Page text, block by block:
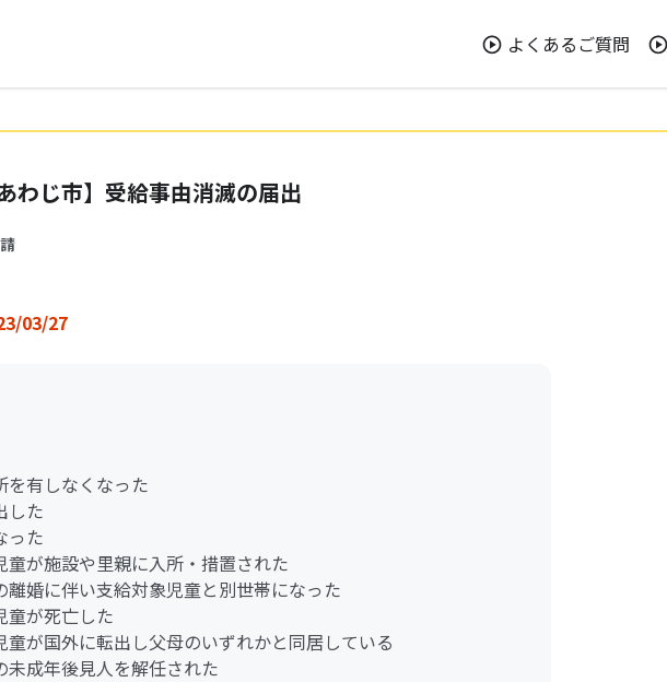
よくあるご質問
わじ市】受給事由消滅の届出
03/27
を有しなくなった
した
った
童が施設や里親に入所・措置された
離婚に伴い支給対象児童と別世帯になった
童が死亡した
童が国外に転出し父母のいずれかと同居している
未成年後見人を解任された